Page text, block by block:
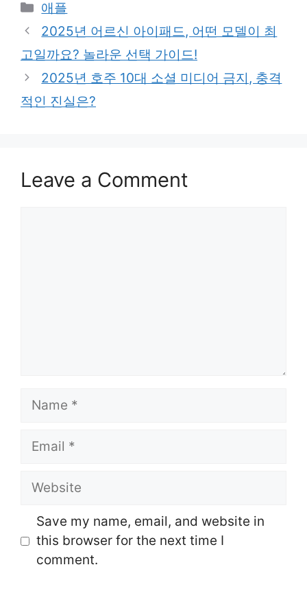
Categories
애플
2025년 어르신 아이패드, 어떤 모델이 최
고일까요? 놀라운 선택 가이드!
2025년 호주 10대 소셜 미디어 금지, 충격
적인 진실은?
Leave a Comment
Name
Email
Website
Save my name, email, and website in
this browser for the next time I
comment.